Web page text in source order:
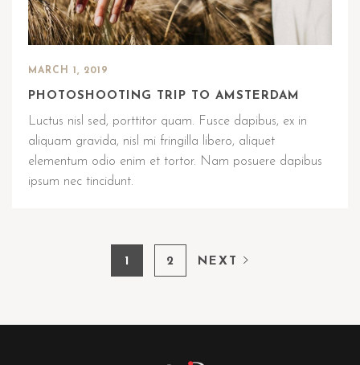
MARCH 1, 2019
PHOTOSHOOTING TRIP TO AMSTERDAM
Luctus nisl sed, porttitor quam. Fusce dapibus, ex in
aliquam gravida, nisl mi fringilla libero, aliquet
elementum odio enim et tortor. Nam posuere dapibus
ipsum nec tincidunt.
1 2 NEXT